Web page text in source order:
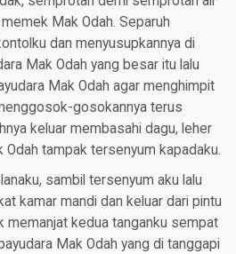
Mak Odah. Separuh
dan menyusupkannya di
Mak Odah yang besar itu lalu
Mak Odah agar menghimpit
gosokannya terus
keluar membasahi dagu, leher
Odah tampak tersenyum kapadaku.
sambil tersenyum aku lalu
kamar mandi dan keluar dari pintu
memanjat kedua tanganku sempat
Mak Odah yang di tanggapi